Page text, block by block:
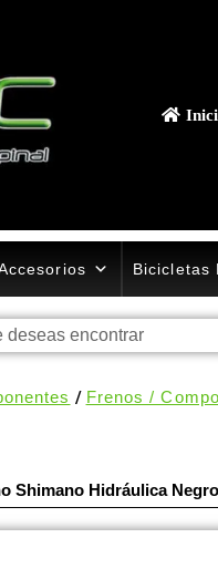
Bicicletas
/ Frenos /
Shimano Hidráulica